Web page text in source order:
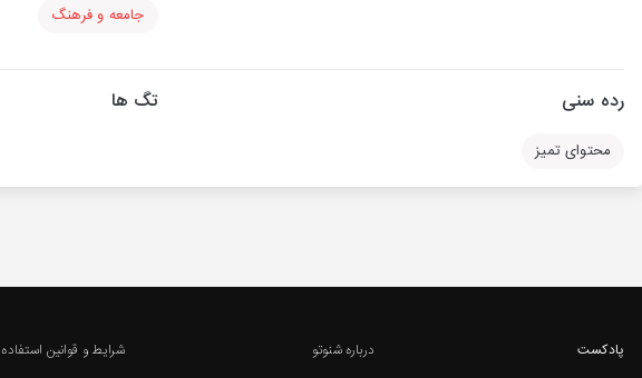
جامعه و فرهنگ
رده سنی
محتوای تمیز
تگ ها
پادکست
درباره شنوتو
شرایط و قوانین استفاده